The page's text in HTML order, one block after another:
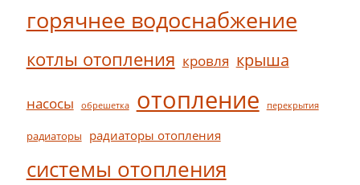
горячнее водоснабжение
котлы отопления кровля крыша
насосы обрешетка отопление перекрытия
радиаторы радиаторы отопления
системы отопления